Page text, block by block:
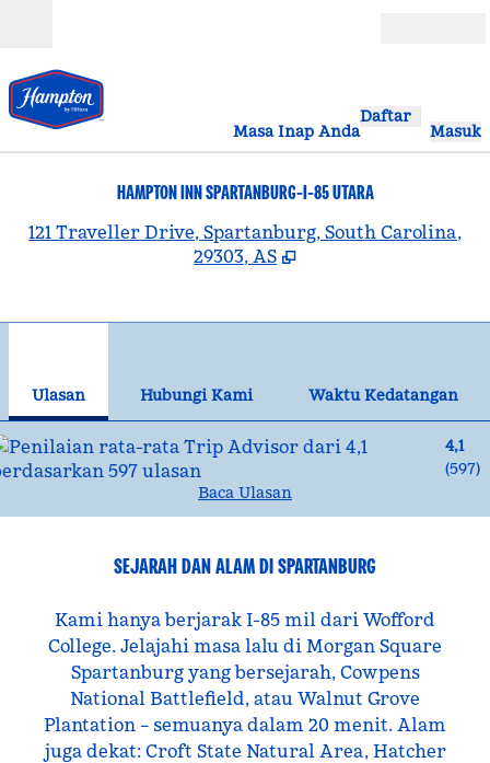
Masa Inap Anda
Daftar
Masuk
HAMPTON INN SPARTANBURG-I-85 UTARA
121 Traveller Drive, Spartanburg, South Carolina,
29303, AS
Ulasan Hubungi Kami
Waktu Kedatangan
4,1
(597)
Baca Ulasan
SEJARAH DAN ALAM DI SPARTANBURG
Kami hanya berjarak I-85 mil dari Wofford
College. Jelajahi masa lalu di Morgan Square
Spartanburg yang bersejarah, Cowpens
National Battlefield, atau Walnut Grove
Plantation – semuanya dalam 20 menit. Alam
juga dekat: Croft State Natural Area, Hatcher